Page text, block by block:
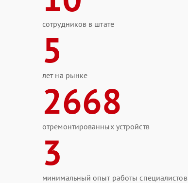
сотрудников в штате
5
лет на рынке
2668
отремонтированных устройств
3
минимальный опыт работы специалистов